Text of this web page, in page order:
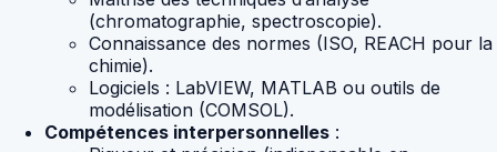
(chromatographie, spectroscopie).
Connaissance des normes (ISO, REACH pour la
chimie).
Logiciels : LabVIEW, MATLAB ou outils de
modélisation (COMSOL).
Compétences interpersonnelles :